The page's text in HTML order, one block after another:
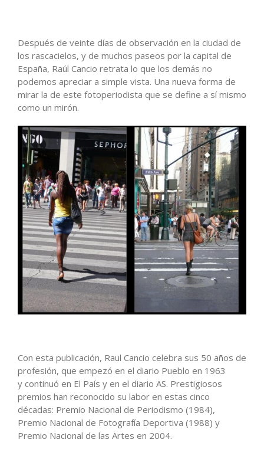
Después de veinte días de observación en la ciudad de
los rascacielos, y de muchos paseos por la capital de
España, Raúl Cancio retrata lo que los demás no
podemos apreciar a simple vista. Una nueva forma de
mirar la de este fotoperiodista que se define a sí mismo
como un mirón.
Con esta publicación, Raul Cancio celebra sus 50 años de
profesión, que empezó en el diario Pueblo en 1963
y continuó en El País y en el diario AS. Prestigiosos
premios han reconocido su labor en estas cinco
décadas: Premio Nacional de Periodismo (1984),
Premio Nacional de Fotografía Deportiva (1988) y
Premio Nacional de las Artes en 2004.